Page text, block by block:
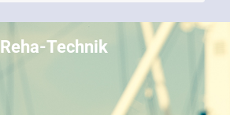
Reha-Technik